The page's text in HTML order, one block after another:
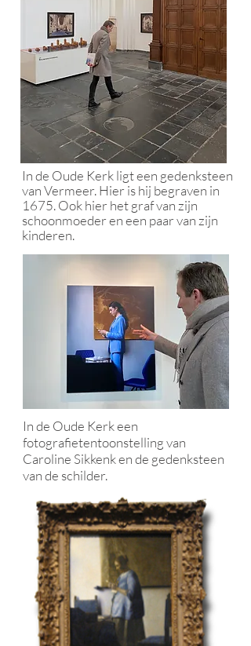
In de Oude Kerk ligt een gedenksteen
van Vermeer. Hier is hij begraven in
1675. Ook hier het graf van zijn
schoonmoeder en een paar van zijn
kinderen.
In de Oude Kerk een
fotografietentoonstelling van
Caroline Sikkenk en de gedenksteen
van de schilder.